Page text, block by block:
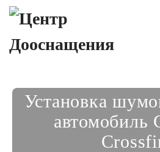
Установка
автомобиль